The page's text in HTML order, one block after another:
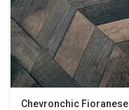
Chevronchic Fioranese